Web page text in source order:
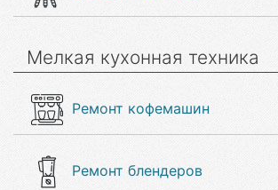
Мелкая кухонная техника
Ремонт кофемашин
Ремонт блендеров